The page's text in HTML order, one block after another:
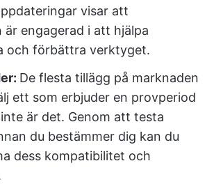
visar att
är engagerad i att hjälpa
och förbättra verktyget.
De flesta tillägg på marknaden
ett som erbjuder en provperiod
är det. Genom att testa
du bestämmer dig kan du
dess kompatibilitet och